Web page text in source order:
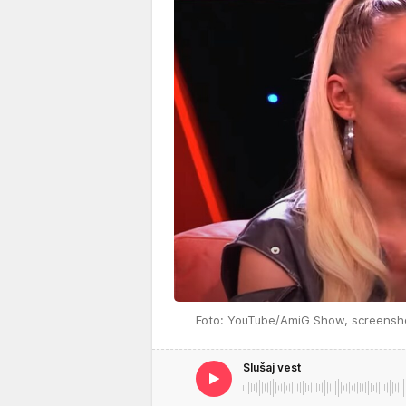
Foto: YouTube/AmiG Show,
Slušaj vest